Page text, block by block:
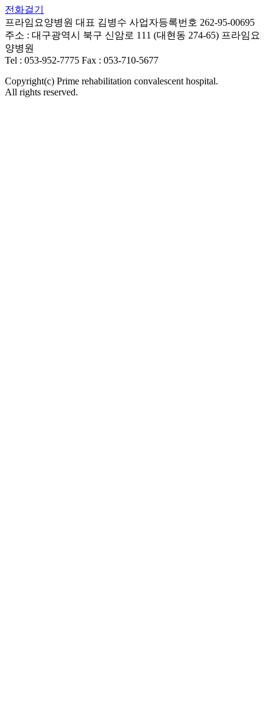
전화걸기
프라임요양병원 대표 김병수 사업자등록번호 262-95-00695
주소 : 대구광역시 북구 신암로 111 (대현동 274-65) 프라임요
양병원
Tel : 053-952-7775 Fax : 053-710-5677
Copyright(c) Prime rehabilitation convalescent hospital.
All rights reserved.